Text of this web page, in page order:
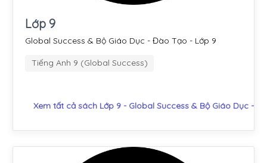
Lớp 9
Global Success & Bộ Giáo Dục - Đào Tạo - Lớp 9
Tiếng Anh 9 (Global Success)
Xem tất cả sách Lớp 9 - Global Success & Bộ Giáo Dục -